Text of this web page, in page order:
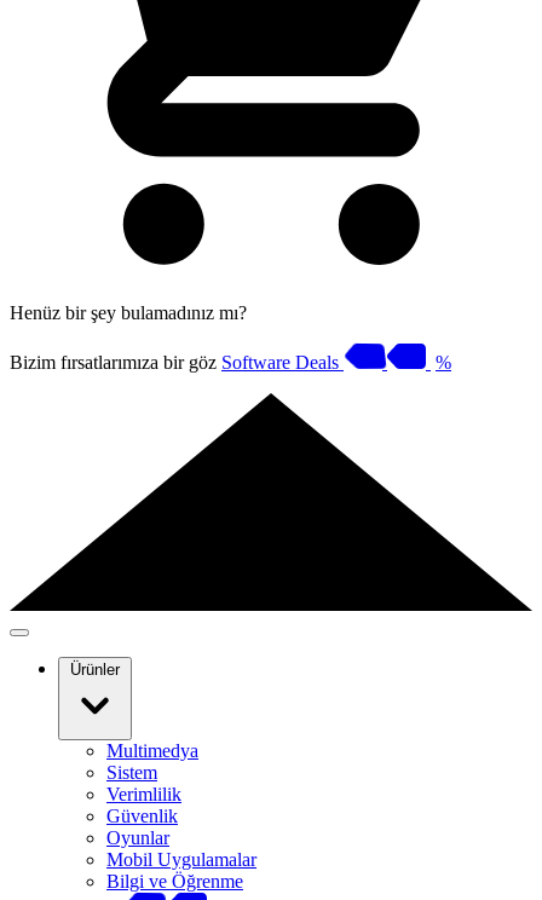
Henüz bir şey bulamadınız mı?
Bizim fırsatlarımıza bir göz Software Deals %
Ürünler
Multimedya
Sistem
Verimlilik
Güvenlik
Oyunlar
Mobil Uygulamalar
Bilgi ve Öğrenme